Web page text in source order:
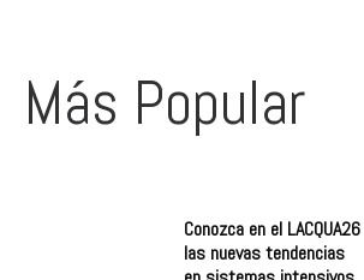
Más Popular
Conozca en el LACQUA26
las nuevas tendencias